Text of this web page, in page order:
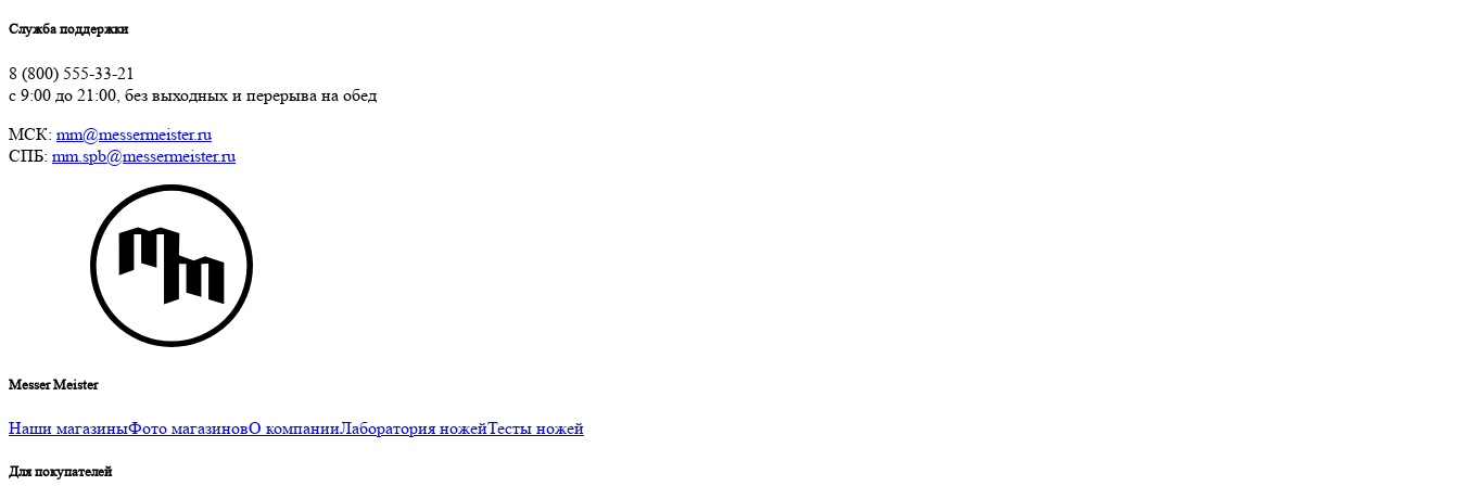
Служба поддержки
8 (800) 555-33-21
с 9:00 до 21:00, без выходных и перерыва на обед
МСК: mm@messermeister.ru
СПБ: mm.spb@messermeister.ru
Messer Meister
Наши магазиныФото магазиновО компанииЛаборатория ножейТесты ножей
Для покупателей